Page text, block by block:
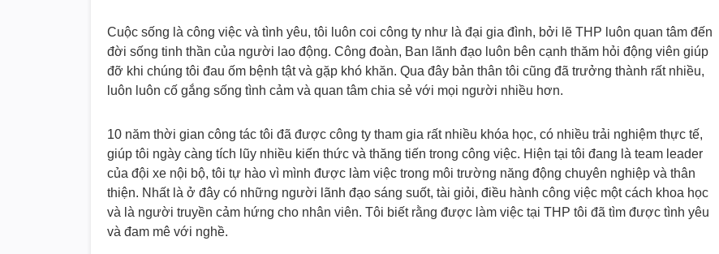
Cuộc sống là công việc và tình yêu, tôi luôn coi công ty như là đại gia đình, bởi lẽ THP luôn quan tâm đến
đời sống tinh thần của người lao động. Công đoàn, Ban lãnh đạo luôn bên cạnh thăm hỏi động viên giúp
đỡ khi chúng tôi đau ốm bệnh tật và gặp khó khăn. Qua đây bản thân tôi cũng đã trưởng thành rất nhiều,
luôn luôn cố gắng sống tình cảm và quan tâm chia sẻ với mọi người nhiều hơn.
10 năm thời gian công tác tôi đã được công ty tham gia rất nhiều khóa học, có nhiều trải nghiệm thực tế,
giúp tôi ngày càng tích lũy nhiều kiến thức và thăng tiến trong công việc. Hiện tại tôi đang là team leader
của đội xe nội bộ, tôi tự hào vì mình được làm việc trong môi trường năng động chuyên nghiệp và thân
thiện. Nhất là ở đây có những người lãnh đạo sáng suốt, tài giỏi, điều hành công việc một cách khoa học
và là người truyền cảm hứng cho nhân viên. Tôi biết rằng được làm việc tại THP tôi đã tìm được tình yêu
và đam mê với nghề.